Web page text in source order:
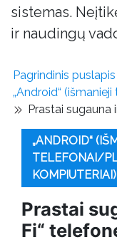
sistemas.
ir naudingų
Pagrindinis puslapis
„Android“
Prastai sugauna
„ANDROID“
TELEFONAI/
KOMPIUTERIAI)
Prastai
Fi“